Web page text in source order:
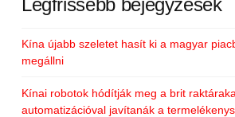
Kína újabb szeletet hasít ki a magyar
megállni
Kínai robotok hódítják meg a brit
automatizációval javítanák a